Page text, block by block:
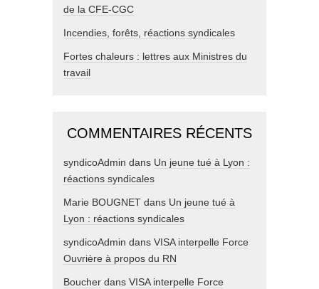
de la CFE-CGC
Incendies, forêts, réactions syndicales
Fortes chaleurs : lettres aux Ministres du
travail
COMMENTAIRES RÉCENTS
syndicoAdmin dans Un jeune tué à Lyon :
réactions syndicales
Marie BOUGNET dans Un jeune tué à
Lyon : réactions syndicales
syndicoAdmin dans VISA interpelle Force
Ouvrière à propos du RN
Boucher dans VISA interpelle Force